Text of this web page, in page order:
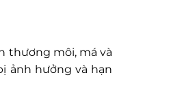
thương môi, má và
ảnh hưởng và hạn